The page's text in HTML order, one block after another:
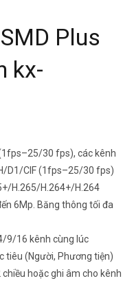
Plus
kx-
30 fps), các kênh
D1/CIF (1fps–25/30 fps)
H.265/H.264+/H.264
6Mp. Băng thông tối đa
9/16 kênh cùng lúc
tiêu (Người, Phương tiện)
hoặc ghi âm cho kênh